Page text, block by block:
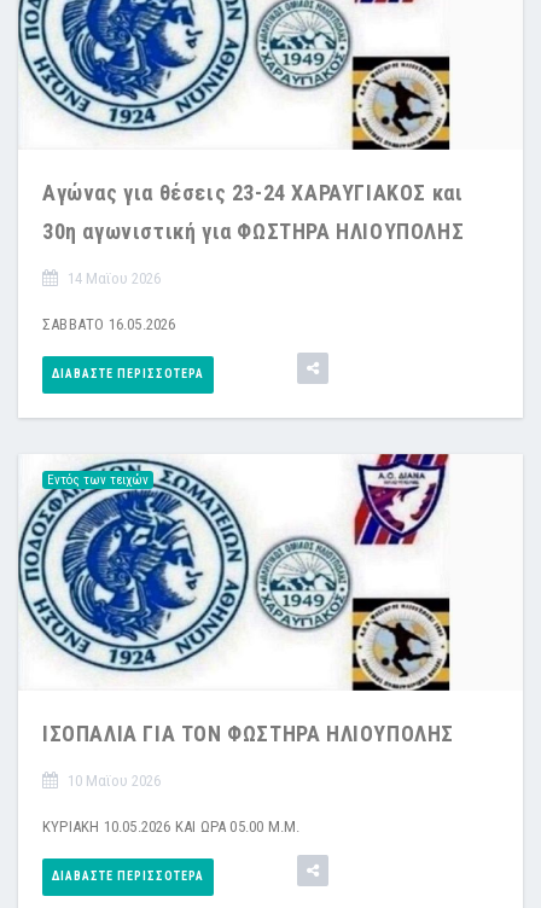
Αγώνας για θέσεις 23-24 ΧΑΡΑΥΓΙΑΚΟΣ και
30η αγωνιστική για ΦΩΣΤΗΡΑ ΗΛΙΟΥΠΟΛΗΣ
14 Μαϊου 2026
ΣΑΒΒΑΤΟ 16.05.2026
ΔΙΑΒΆΣΤΕ ΠΕΡΙΣΣΌΤΕΡΑ
Εντός των τειχών
ΙΣΟΠΑΛΙΑ ΓΙΑ ΤΟΝ ΦΩΣΤΗΡΑ ΗΛΙΟΥΠΟΛΗΣ
10 Μαϊου 2026
ΚΥΡΙΑΚΗ 10.05.2026 ΚΑΙ ΩΡΑ 05.00 Μ.Μ.
ΔΙΑΒΆΣΤΕ ΠΕΡΙΣΣΌΤΕΡΑ